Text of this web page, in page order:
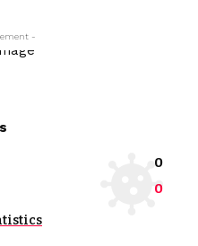
-
0
0